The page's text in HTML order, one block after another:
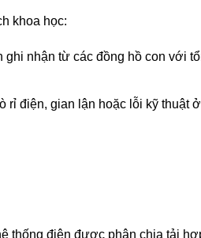
khoa học:
nhận từ các đồng hồ con với
rỉ điện, gian lận hoặc lỗi kỹ thuật
thống điện được phân chia tải